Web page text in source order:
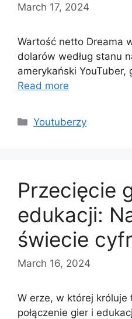
March 17, 2024
Wartość netto Dreama
dolarów według stanu
amerykański
Read more
Categories
Youtuberzy
Przecięcie
edukacji:
świecie
March 16, 2024
W erze, w której króluje
połączenie gier i